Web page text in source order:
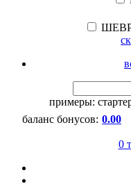
примеры:
баланс бонусов: 0.00
0